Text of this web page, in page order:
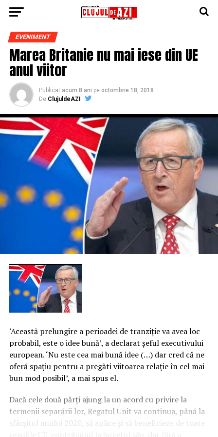
EVENIMENT
Marea Britanie nu mai iese din UE
anul viitor
Publicat acum 8 ani pe octombrie 18, 2018
De ClujuldeAZI
‘Această prelungire a perioadei de tranziţie va avea loc
probabil, este o idee bună’, a declarat şeful executivului
european. ‘Nu este cea mai bună idee (…) dar cred că ne
oferă spaţiu pentru a pregăti viitoarea relaţie în cel mai
bun mod posibil’, a mai spus el.
Dacă cele două părţi ajung la un acord cu privire la
termenii separării lor, Regatul Unit va continua, până la
sfârşitul anului 2020, să aplice şi să beneficieze de toate